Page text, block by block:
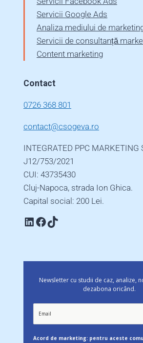
Servicii Google Ads
Analiza mediului de
Servicii de consultanță
Content marketing
Contact
0726 368 801
contact@csogeva.ro
INTEGRATED PPC MARKETING
J12/753/2021
CUI: 43735430
Cluj-Napoca, strada Ion Ghica.
Capital social: 200 Lei.
Linkedin
Facebook
TikTok
Newsletter cu studii de caz, analize,
dezabona oricând.
Acord de marketing: pentru aceste